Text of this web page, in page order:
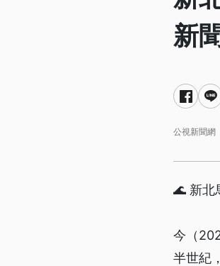
新
公視新聞網
🌊 新北
今（
半世紀